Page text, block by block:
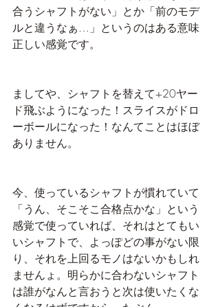
合うシャフトがない」とか「前のモデ
ルと違うなぁ…」というのはある意味
正しい感覚です。
ましてや、シャフトを替えて+20ヤー
ド飛ぶようになった！スライスがドロ
ーボールになった！なんてことはほぼ
ありません。
今、使っているシャフトが慣れていて
「うん、そこそこ合格点かな」という
感覚で使っていれば、それはとてもい
いシャフトで、よっぽどの事がない限
り、それを上回るモノはないかもしれ
ませんょ。明らかに合わないシャフト
は誰がなんと言おうと次は使いたくな